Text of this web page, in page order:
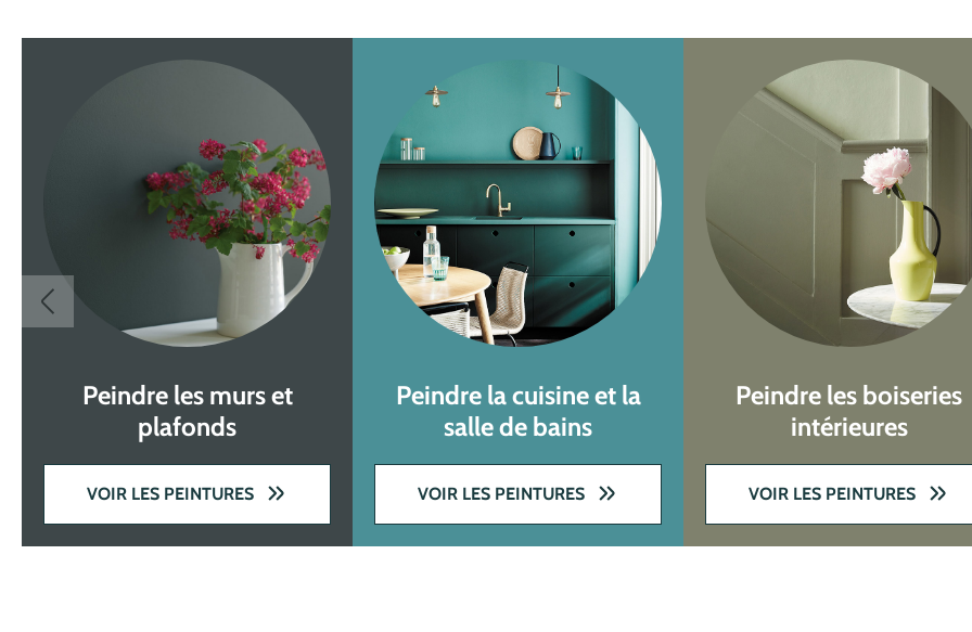
Peindre les murs et
plafonds
VOIR LES PEINTURES
Peindre la cuisine et la
salle de bains
VOIR LES PEINTURES
Peindre les boiseries
intérieures
VOIR LES PEINTURES